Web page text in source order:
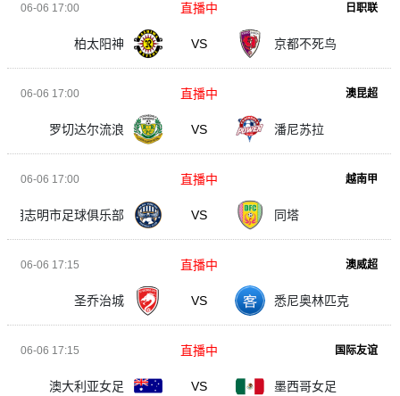
06-06 17:00 日职联
柏太阳神 VS 京都不死鸟
直播中
06-06 17:00 澳昆超
罗切达尔流浪 VS 潘尼苏拉
直播中
06-06 17:00 越南甲
胡志明市足球俱乐部 VS 同塔
直播中
06-06 17:15 澳威超
圣乔治城 VS 悉尼奥林匹克
直播中
06-06 17:15 国际友谊
澳大利亚女足 VS 墨西哥女足
直播中